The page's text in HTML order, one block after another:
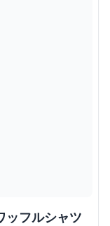
ッフルシャツ